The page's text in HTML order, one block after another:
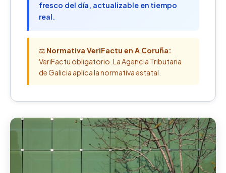
fresco del día, actualizable en tiempo
real.
⚖️ Normativa VeriFactu en A Coruña:
VeriFactu obligatorio. La Agencia Tributaria
de Galicia aplica la normativa estatal.